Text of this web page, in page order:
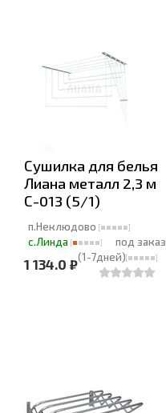
Сушилка для белья
Лиана металл 2,3 м
С-013 (5/1)
п.Неклюдово
с.Линда
под заказ
(1-7дней)
1 134.0 ₽